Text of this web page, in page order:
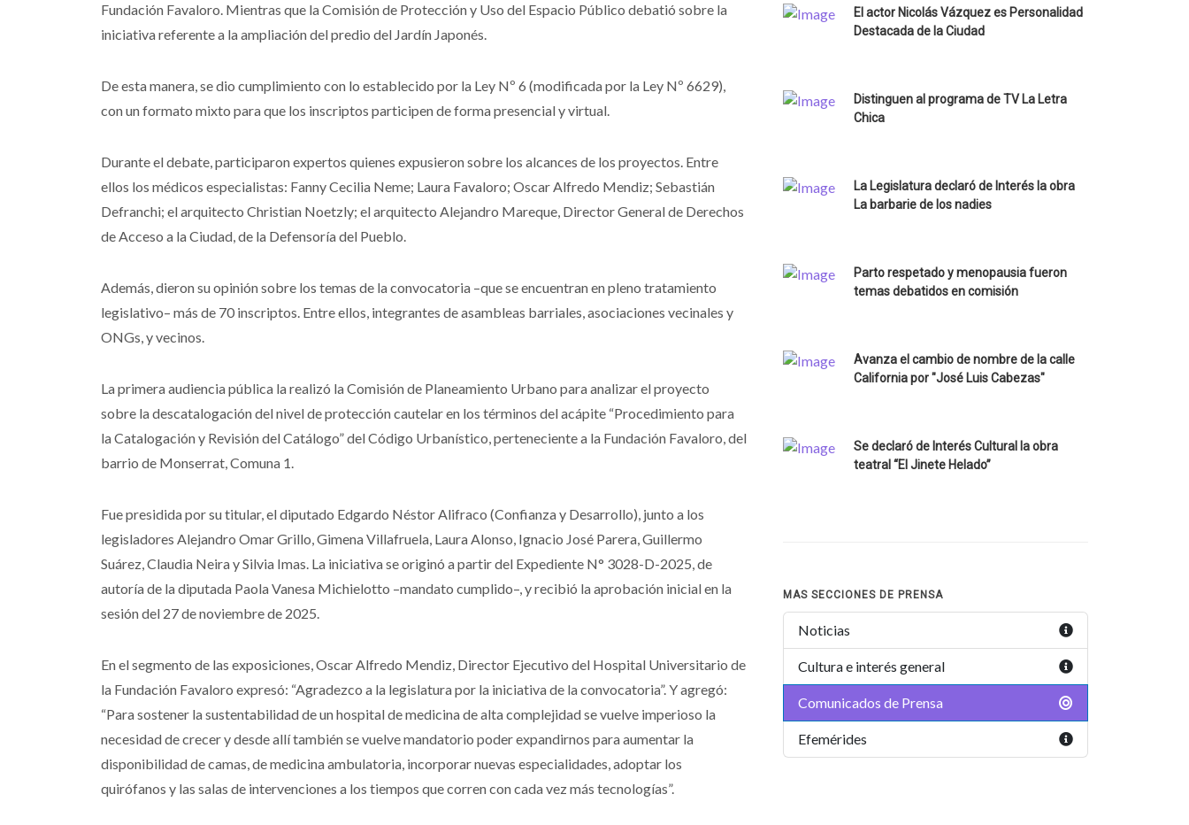
Fundación Favaloro. Mientras que la Comisión de Protección y Uso del Espacio Público debatió sobre la
iniciativa referente a la ampliación del predio del Jardín Japonés.
De esta manera, se dio cumplimiento con lo establecido por la Ley Nº 6 (modificada por la Ley Nº 6629),
con un formato mixto para que los inscriptos participen de forma presencial y virtual.
Durante el debate, participaron expertos quienes expusieron sobre los alcances de los proyectos. Entre
ellos los médicos especialistas: Fanny Cecilia Neme; Laura Favaloro; Oscar Alfredo Mendiz; Sebastián
Defranchi; el arquitecto Christian Noetzly; el arquitecto Alejandro Mareque, Director General de Derechos
de Acceso a la Ciudad, de la Defensoría del Pueblo.
Además, dieron su opinión sobre los temas de la convocatoria –que se encuentran en pleno tratamiento
legislativo– más de 70 inscriptos. Entre ellos, integrantes de asambleas barriales, asociaciones vecinales y
ONGs, y vecinos.
La primera audiencia pública la realizó la Comisión de Planeamiento Urbano para analizar el proyecto
sobre la descatalogación del nivel de protección cautelar en los términos del acápite “Procedimiento para
la Catalogación y Revisión del Catálogo” del Código Urbanístico, perteneciente a la Fundación Favaloro, del
barrio de Monserrat, Comuna 1.
Fue presidida por su titular, el diputado Edgardo Néstor Alifraco (Confianza y Desarrollo), junto a los
legisladores Alejandro Omar Grillo, Gimena Villafruela, Laura Alonso, Ignacio José Parera, Guillermo
Suárez, Claudia Neira y Silvia Imas. La iniciativa se originó a partir del Expediente N° 3028-D-2025, de
autoría de la diputada Paola Vanesa Michielotto –mandato cumplido–, y recibió la aprobación inicial en la
sesión del 27 de noviembre de 2025.
En el segmento de las exposiciones, Oscar Alfredo Mendiz, Director Ejecutivo del Hospital Universitario de
la Fundación Favaloro expresó: “Agradezco a la legislatura por la iniciativa de la convocatoria”. Y agregó:
“Para sostener la sustentabilidad de un hospital de medicina de alta complejidad se vuelve imperioso la
necesidad de crecer y desde allí también se vuelve mandatorio poder expandirnos para aumentar la
disponibilidad de camas, de medicina ambulatoria, incorporar nuevas especialidades, adoptar los
quirófanos y las salas de intervenciones a los tiempos que corren con cada vez más tecnologías”.
El actor Nicolás Vázquez es Personalidad
Destacada de la Ciudad
Distinguen al programa de TV La Letra
Chica
La Legislatura declaró de Interés la obra
La barbarie de los nadies
Parto respetado y menopausia fueron
temas debatidos en comisión
Avanza el cambio de nombre de la calle
California por "José Luis Cabezas"
Se declaró de Interés Cultural la obra
teatral “El Jinete Helado”
MAS SECCIONES DE PRENSA
Noticias
Cultura e interés general
Comunicados de Prensa
Efemérides